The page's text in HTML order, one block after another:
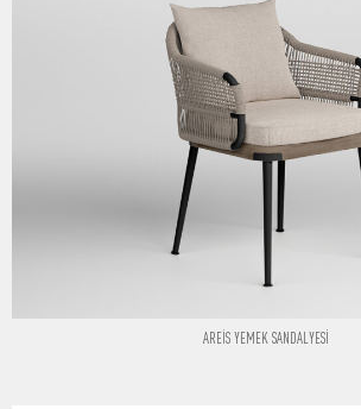
AREİS YEMEK SANDALYESİ